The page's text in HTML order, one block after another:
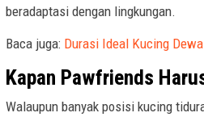
beradaptasi dengan lingkungan.
Baca juga: Durasi Ideal Kucing
Kapan Pawfriends
Walaupun banyak posisi kucing